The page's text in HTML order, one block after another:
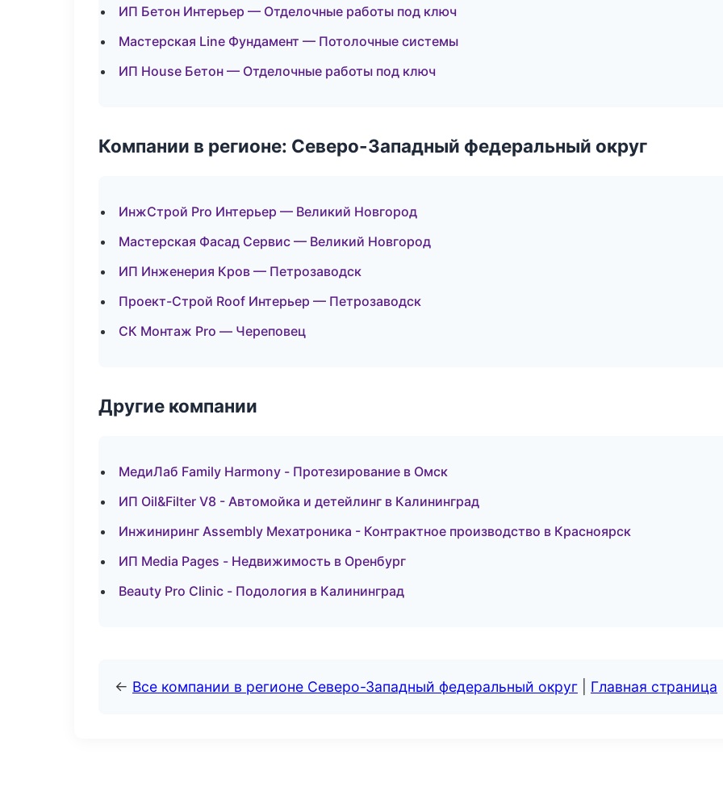
ИП Бетон Интерьер — Отделочные работы под ключ
Мастерская Line Фундамент — Потолочные системы
ИП House Бетон — Отделочные работы под ключ
Компании в регионе: Северо-Западный федеральный округ
ИнжСтрой Pro Интерьер — Великий Новгород
Мастерская Фасад Сервис — Великий Новгород
ИП Инженерия Кров — Петрозаводск
Проект-Строй Roof Интерьер — Петрозаводск
СК Монтаж Pro — Череповец
Другие компании
МедиЛаб Family Harmony - Протезирование в Омск
ИП Oil&Filter V8 - Автомойка и детейлинг в Калининград
Инжиниринг Assembly Мехатроника - Контрактное производство в Красноярск
ИП Media Pages - Недвижимость в Оренбург
Beauty Pro Clinic - Подология в Калининград
← Все компании в регионе Северо-Западный федеральный округ Главная страница